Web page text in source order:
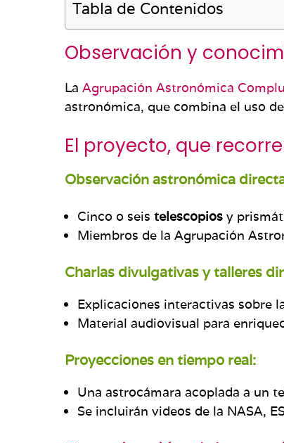
Tabla de Contenidos
Observación y
La Agrupación Astronómica
astronómica, que combina el uso
El proyecto, que
Observación astronómica
Cinco o seis telescopios y
Miembros de la Agrupación
Charlas divulgativas y talleres
Explicaciones interactivas sobre
Material audiovisual para
Proyecciones en tiempo real:
Una astrocámara acoplada a un
Se incluirán videos de la NASA,